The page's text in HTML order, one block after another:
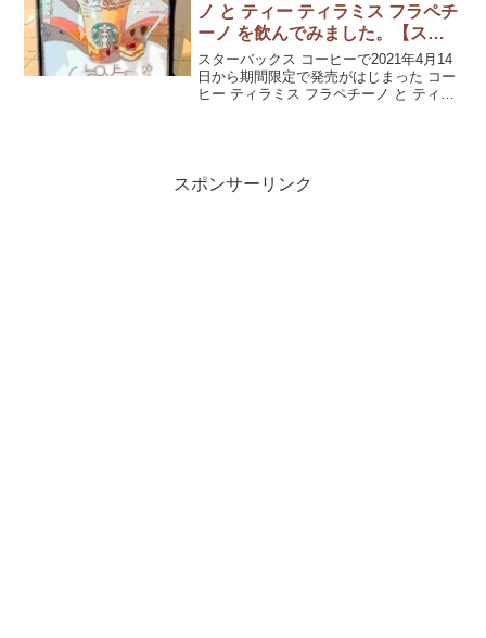
ノ と ティー ティラミス フラペチ
ーノ を飲んでみました。【スタ
バ新作】
スターバックス コーヒーで2021年4月14
日から期間限定で発売がはじまった コー
ヒー ティラミス フラペチーノ と ティー
スポンサーリンク